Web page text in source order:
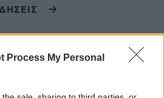
Process My Personal